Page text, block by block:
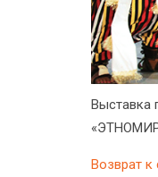
Выставка
Возврат к